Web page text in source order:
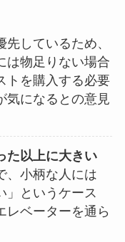
しているため、
は物足りない場合
トを購入する必要
気になるとの意見
た以上に大きい
、小柄な人には
」というケース
レベーターを通ら